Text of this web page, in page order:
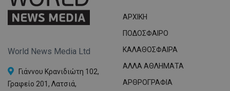
World News Media Ltd
Γιάννου Κρανιδιώτη 102,
Γραφείο 201, Λατσιά,
ΑΡΧΙΚΗ
ΠΟΔΟΣΦΑΙΡΟ
ΚΑΛΑΘΟΣΦΑΙΡΑ
ΑΛΛΑ ΑΘΛΗΜΑΤΑ
ΑΡΘΡΟΓΡΑΦΙΑ